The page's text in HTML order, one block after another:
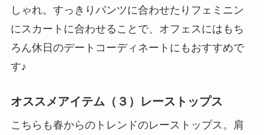
しゃれ。すっきりパンツに合わせたりフェミニン
にスカートに合わせることで、オフェスにはもち
ろん休日のデートコーディネートにもおすすめで
す♪
オススメアイテム（３）レーストップス
こちらも春からのトレンドのレーストップス。肩